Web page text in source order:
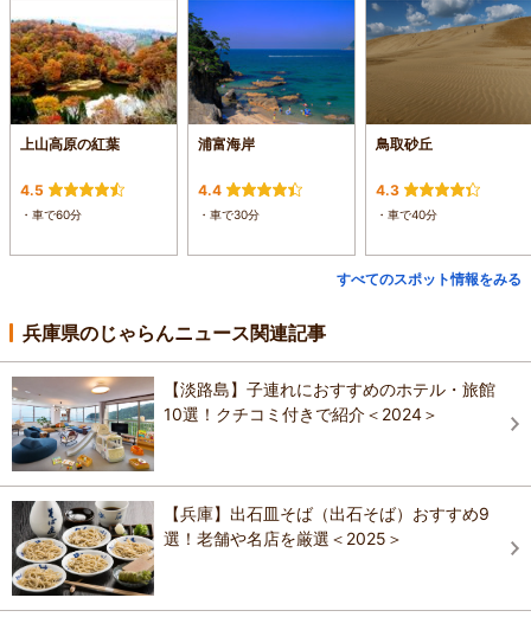
上山高原の紅葉
4.5
・車で60分
浦富海岸
4.4
・車で30分
鳥取砂丘
4.3
・車で40分
すべてのスポット情報をみる
兵庫県のじゃらんニュース関連記事
【淡路島】子連れにおすすめのホテル・旅館
10選！クチコミ付きで紹介＜2024＞
【兵庫】出石皿そば（出石そば）おすすめ9
選！老舗や名店を厳選＜2025＞